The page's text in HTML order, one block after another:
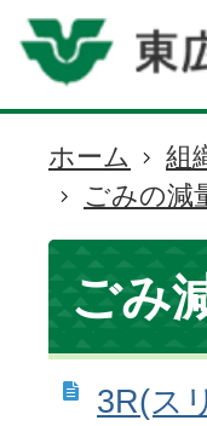
現
在
の
置
ホーム 組
ごみの減
ごみ
3R(ス